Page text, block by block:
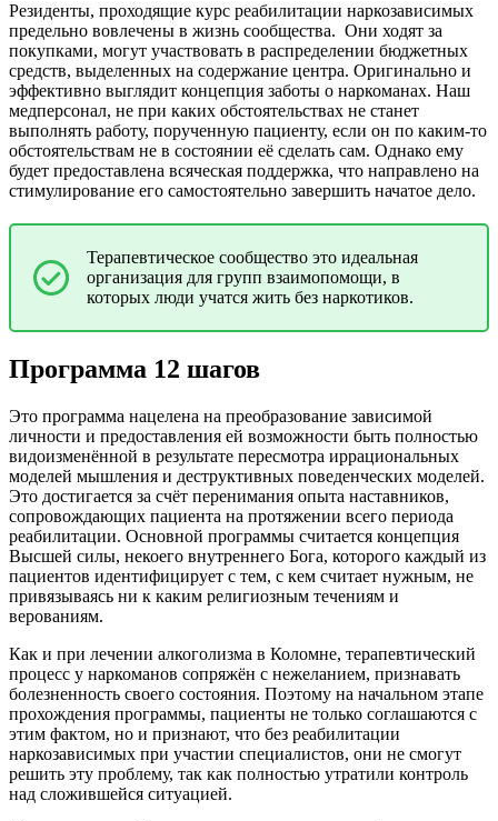
Резиденты, проходящие курс реабилитации наркозависимых
предельно вовлечены в жизнь сообщества. Они ходят за
покупками, могут участвовать в распределении бюджетных
средств, выделенных на содержание центра. Оригинально и
эффективно выглядит концепция заботы о наркоманах. Наш
медперсонал, не при каких обстоятельствах не станет
выполнять работу, порученную пациенту, если он по каким-то
обстоятельствам не в состоянии её сделать сам. Однако ему
будет предоставлена всяческая поддержка, что направлено на
стимулирование его самостоятельно завершить начатое дело.
Терапевтическое сообщество это идеальная
организация для групп взаимопомощи, в
которых люди учатся жить без наркотиков.
Программа 12 шагов
Это программа нацелена на преобразование зависимой
личности и предоставления ей возможности быть полностью
видоизменённой в результате пересмотра иррациональных
моделей мышления и деструктивных поведенческих моделей.
Это достигается за счёт перенимания опыта наставников,
сопровождающих пациента на протяжении всего периода
реабилитации. Основной программы считается концепция
Высшей силы, некоего внутреннего Бога, которого каждый из
пациентов идентифицирует с тем, с кем считает нужным, не
привязываясь ни к каким религиозным течениям и
верованиям.
Как и при лечении алкоголизма в Коломне, терапевтический
процесс у наркоманов сопряжён с нежеланием, признавать
болезненность своего состояния. Поэтому на начальном этапе
прохождения программы, пациенты не только соглашаются с
этим фактом, но и признают, что без реабилитации
наркозависимых при участии специалистов, они не смогут
решить эту проблему, так как полностью утратили контроль
над сложившейся ситуацией.